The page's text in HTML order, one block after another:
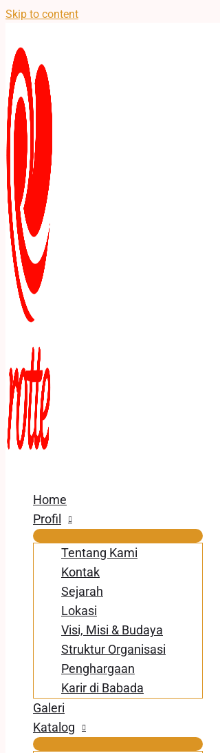
Skip to content
Home
Profil
Tentang Kami
Kontak
Sejarah
Lokasi
Visi, Misi & Budaya
Struktur Organisasi
Penghargaan
Karir di Babada
Galeri
Katalog